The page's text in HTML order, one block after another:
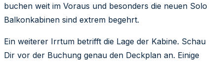
buchen weit im Voraus und besonders die neuen Solo
Balkonkabinen sind extrem begehrt.
Ein weiterer Irrtum betrifft die Lage der Kabine. Schau
Dir vor der Buchung genau den Deckplan an. Einige